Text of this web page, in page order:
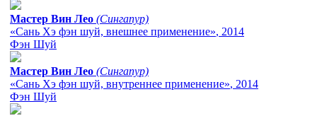
Мастер Вин Лео (Сингапур)
«Сань Хэ фэн шуй, внешнее применение», 2014
Фэн Шуй
Мастер Вин Лео (Сингапур)
«Сань Хэ фэн шуй, внутреннее применение», 2014
Фэн Шуй